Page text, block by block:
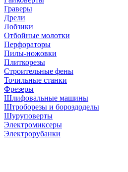
Граверы
Дрели
Лобзики
Отбойные молотки
Перфораторы
Пилы-ножовки
Плиткорезы
Строительные фены
Точильные станки
Фрезеры
Шлифовальные машины
Штроборезы и бороздоделы
Шуруповерты
Электромиксеры
Электрорубанки